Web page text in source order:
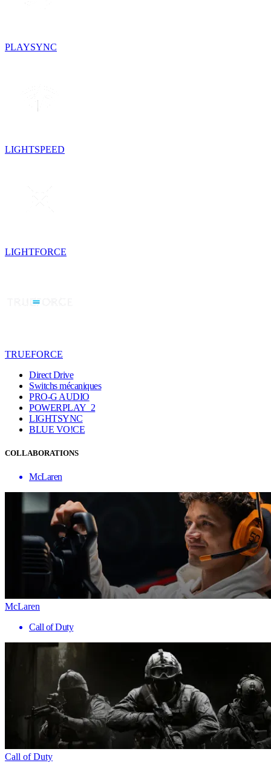
PLAYSYNC
LIGHTSPEED
LIGHTFORCE
TRUEFORCE
Direct Drive
Switchs mécaniques
PRO-G AUDIO
POWERPLAY 2
LIGHTSYNC
BLUE VO!CE
COLLABORATIONS
McLaren
McLaren
Call of Duty
Call of Duty